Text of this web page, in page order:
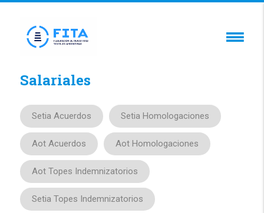
Salariales
Setia Acuerdos Setia Homologaciones
Aot Acuerdos Aot Homologaciones
Aot Topes Indemnizatorios
Setia Topes Indemnizatorios